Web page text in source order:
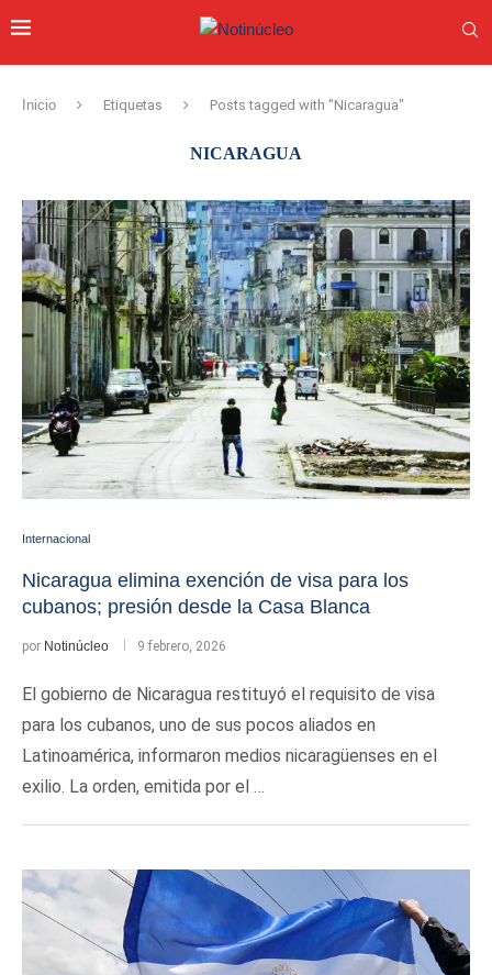
Inicio Etiquetas Posts tagged with "Nicaragua"
NICARAGUA
Internacional
Nicaragua elimina exención de visa para los
cubanos; presión desde la Casa Blanca
por Notinúcleo 9 febrero, 2026
El gobierno de Nicaragua restituyó el requisito de visa
para los cubanos, uno de sus pocos aliados en
Latinoamérica, informaron medios nicaragüenses en el
exilio. La orden, emitida por el …